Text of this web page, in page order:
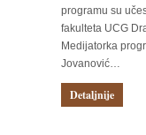
programu su
fakulteta UCG
Medijatorka
Jovanović…
Detaljnije